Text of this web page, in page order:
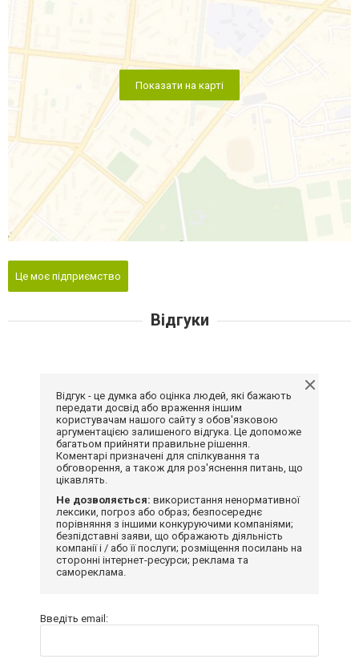
Показати на карті
Це моє підприємство
Відгуки
Відгук - це думка або оцінка людей, які бажають
передати досвід або враження іншим
користувачам нашого сайту з обов'язковою
аргументацією залишеного відгука. Це допоможе
багатьом прийняти правильне рішення.
Коментарі призначені для спілкування та
обговорення, а також для роз'яснення питань, що
цікавлять.
Не дозволяється: використання ненормативної
лексики, погроз або образ; безпосереднє
порівняння з іншими конкуруючими компаніями;
безпідставні заяви, що ображають діяльність
компанії і / або її послуги; розміщення посилань на
сторонні інтернет-ресурси; реклама та
самореклама.
Введіть email: